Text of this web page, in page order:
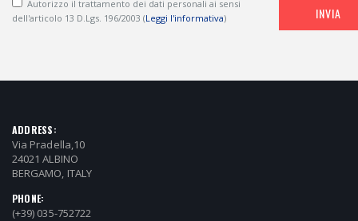
Autorizzo il trattamento dei dati personali ai sensi
dell'articolo 13 D.Lgs. 196/2003 (Leggi l'informativa) INVIA
ADDRESS:
Via Pradella,10
24021 ALBINO
BERGAMO, ITALY
PHONE:
(+39) 035-752722